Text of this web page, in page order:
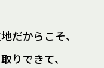
だからこそ、
りできて、